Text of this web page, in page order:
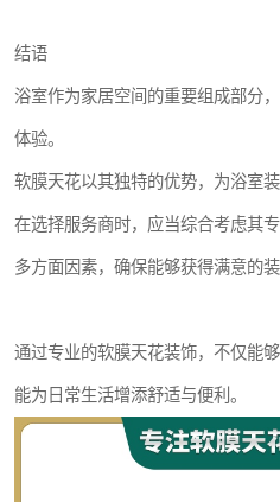
结语
浴室作为家居空间的重要组成部分
体验。
软膜天花以其独特的优势，为浴室
在选择服务商时，应当综合考虑其
多方面因素，确保能够获得满意的装
通过专业的软膜天花装饰，不仅能
能为日常生活增添舒适与便利。